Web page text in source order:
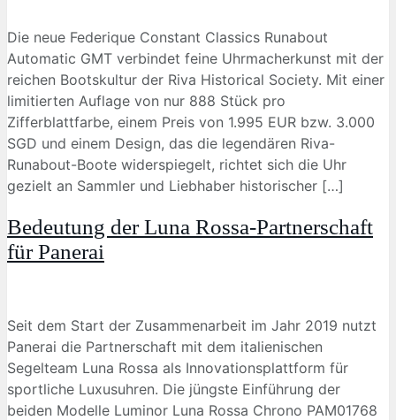
Die neue Federique Constant Classics Runabout
Automatic GMT verbindet feine Uhrmacherkunst mit der
reichen Bootskultur der Riva Historical Society. Mit einer
limitierten Auflage von nur 888 Stück pro
Zifferblattfarbe, einem Preis von 1.995 EUR bzw. 3.000
SGD und einem Design, das die legendären Riva-
Runabout-Boote widerspiegelt, richtet sich die Uhr
gezielt an Sammler und Liebhaber historischer […]
Bedeutung der Luna Rossa-Partnerschaft
für Panerai
Seit dem Start der Zusammenarbeit im Jahr 2019 nutzt
Panerai die Partnerschaft mit dem italienischen
Segelteam Luna Rossa als Innovationsplattform für
sportliche Luxusuhren. Die jüngste Einführung der
beiden Modelle Luminor Luna Rossa Chrono PAM01768